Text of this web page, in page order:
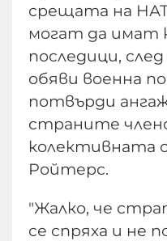
срещата на
могат да имат
последици,
обяви военна
потвърди
страните
колективната
Ройтерс.
"Жалко, че
се спряха и не